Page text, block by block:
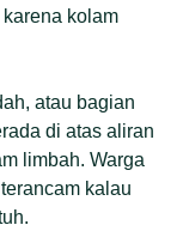
karena kolam
atau bagian
di atas aliran
limbah. Warga
kalau